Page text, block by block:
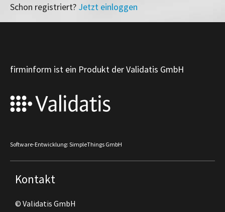
Schon registriert? Jetzt einloggen
firminform ist ein Produkt der Validatis GmbH
Software-Entwicklung: SimpleThings GmbH
Kontakt
© Validatis GmbH